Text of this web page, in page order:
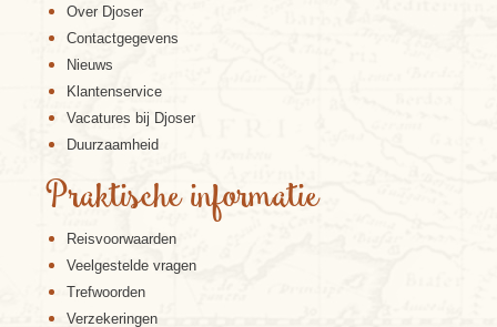
Over Djoser
Contactgegevens
Nieuws
Klantenservice
Vacatures bij Djoser
Duurzaamheid
Praktische informatie
Reisvoorwaarden
Veelgestelde vragen
Trefwoorden
Verzekeringen